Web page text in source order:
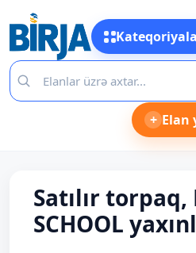
+ Elan
Satılır torpaq,
SCHOOL